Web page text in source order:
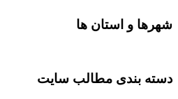
شهرها و استان ها
دسته بندی مطالب سایت